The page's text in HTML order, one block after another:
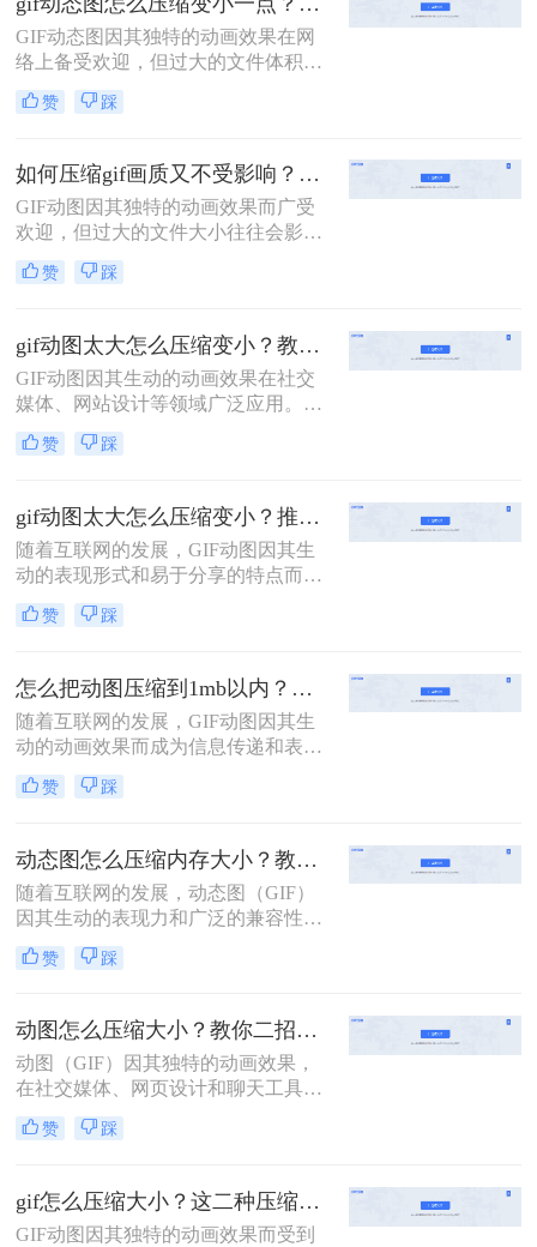
GIF动态图因其独特的动画效果在网
络上备受欢迎，但过大的文件体积往
往会影响加载速度和用户体验。因
此，将GIF动态图压缩变小成为了一
缩变小一点呢？本文将介绍两种压缩
GIF动态图的方法。
赞 踩
如何压缩gif画质又不受影响？学会二招搞定压缩！
GIF动图因其独特的动画效果而广受
欢迎，但过大的文件大小往往会影响
加载速度和分享体验。如何压缩gif画
质又不受影响，成为了许多用户关注
图的方法，旨在帮助你在不损失画质
的情况下减小文件大小。
赞 踩
gif动图太大怎么压缩变小？教你二招高效压缩！
GIF动图因其生动的动画效果在社交
媒体、网站设计等领域广泛应用。然
而，由于GIF文件通常包含大量的帧
数，文件大小往往较大，这不仅影响
空间的浪费。那么gif动图太大怎么压
缩变小呢？本文将介绍两种高效的
GIF压缩方法，帮助你在不损失画质
的前提下减小文件大小。
赞 踩
gif动图太大怎么压缩变小？推荐二个压缩方法！
随着互联网的发展，GIF动图因其生
动的表现形式和易于分享的特点而广
受欢迎。然而，较大的GIF文件不仅
占用大量存储空间，还会拖慢网页加
太大怎么压缩变小呢？为了帮助您更
有效地管理这些动态图像，本文将介
绍两种不同的方法来压缩GIF文件，
使其体积变得更小，同时尽量保持原
有的动画效果。
赞 踩
怎么把动图压缩到1mb以内？这4个压缩方法快来学！
随着互联网的发展，GIF动图因其生
动的动画效果而成为信息传递和表达
情感的重要方式之一。然而，过大的
GIF文件不仅占用大量存储空间，还
台上传失败。因此，学会怎么把动图
压缩到1mb以内变得尤为重要。本文
将介绍四种实用的方法，帮助您轻松
地将GIF动图压缩到1MB以内。
赞 踩
动态图怎么压缩内存大小？教你两种实用的方法！
随着互联网的发展，动态图（GIF）
因其生动的表现力和广泛的兼容性而
受到越来越多用户的喜爱。然而，较
大的文件体积不仅增加了存储成本，
验。因此，掌握有效的GIF压缩技术
变得至关重要。那么动态图怎么压缩
内存大小呢？本文将介绍两种实用的
方法来压缩GIF文件大小。
赞 踩
动图怎么压缩大小？教你二招压缩动图大小！
动图（GIF）因其独特的动画效果，
在社交媒体、网页设计和聊天工具中
广泛应用。然而，动图文件往往较
大，影响加载速度和用户体验。那么
种压缩动图大小的方法，帮助用户轻
松优化动图文件。
赞 踩
gif怎么压缩大小？这二种压缩方法了解一下！
GIF动图因其独特的动画效果而受到